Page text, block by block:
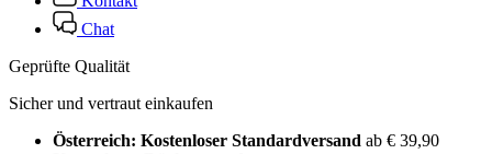
Chat
Geprüfte Qualität
Sicher und vertraut einkaufen
Österreich: Kostenloser Standardversand ab € 39,90